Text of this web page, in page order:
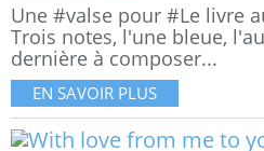
Une #valse pour #Le livre
Trois notes, l'une bleue,
dernière à composer...
EN SAVOIR PLUS